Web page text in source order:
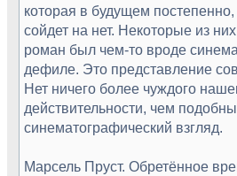
которая в будущем
сойдет на нет. Некоторые из
роман был чем-то вроде
дефиле. Это представление
Нет ничего более чуждого
действительности, чем
синематографический взгляд.
Марсель Пруст. Обретённое